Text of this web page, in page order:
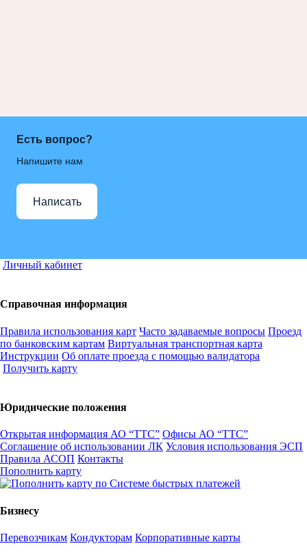
Есть вопрос?
Напишите нам
Написать
Личный кабинет
Справочная информация
Правила использования карт Часто задаваемые вопросы Проезд
по банковским картам Виртуальная транспортная карта
Инструкции Об оплате проезда с помощью валидатора
Получить карту
Юридические положения
Открытая информация АО “ТТС” Офисы АО “ТТС”
Соглашение об использовании ЛК Условия использования ЭСП
Правила АСОП Контакты
Пополнить карту
Бизнесу
Перевозчикам Кондукторам Корпоративные карты